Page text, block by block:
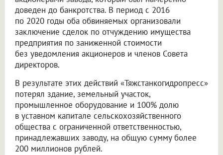
доведен до банкротства. В период с 2016
по 2020 годы оба обвиняемых организовали
заключение сделок по отчуждению имущества
предприятия по заниженной стоимости
без уведомления акционеров и членов Совета
директоров.
В результате этих действий «Тяжстанкогидропресс»
потерял здание, земельный участок,
промышленное оборудование и 100% долю
в уставном капитале сельскохозяйственного
общества с ограниченной ответственностью,
принадлежавших заводу, на общую сумму более
200 миллионов рублей.